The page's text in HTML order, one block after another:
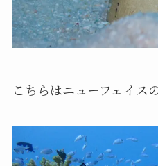
こちらはニューフェイス